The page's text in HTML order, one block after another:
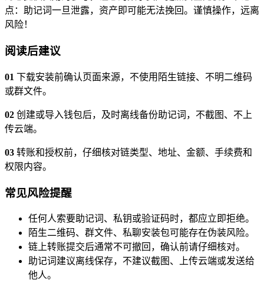
点：助记词一旦泄露，资产即可能无法挽回。谨慎操作，远离
风险！
阅读后建议
01 下载安装前确认页面来源，不使用陌生链接、不明二维码
或群文件。
02 创建或导入钱包后，及时离线备份助记词，不截图、不上
传云端。
03 转账和授权前，仔细核对链类型、地址、金额、手续费和
权限内容。
常见风险提醒
任何人索要助记词、私钥或验证码时，都应立即拒绝。
陌生二维码、群文件、私聊安装包可能存在伪装风险。
链上转账提交后通常不可撤回，确认前请仔细核对。
助记词建议离线保存，不建议截图、上传云端或发送给
他人。